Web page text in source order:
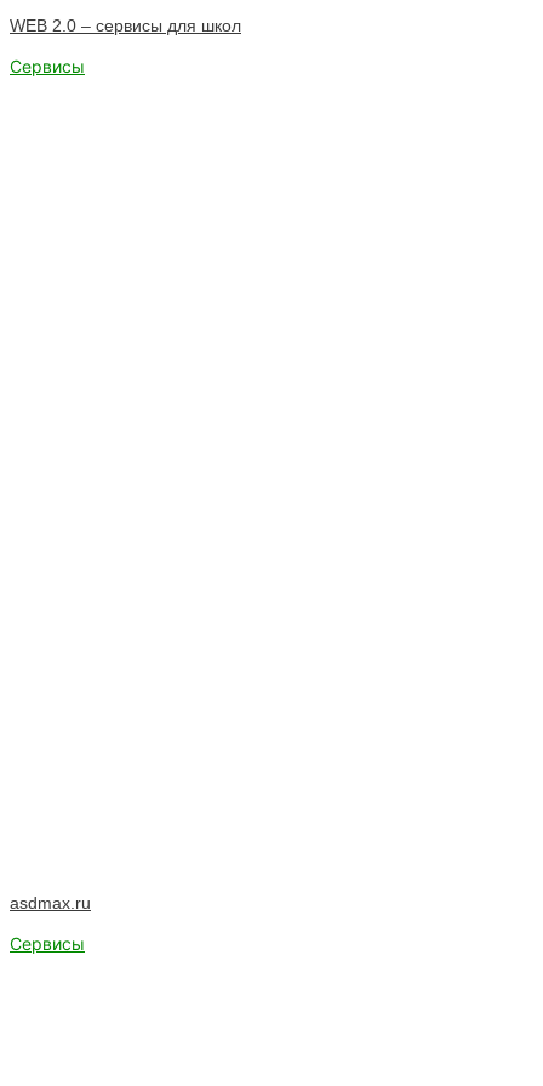
WEB 2.0 – сервисы для школ
Сервисы
asdmax.ru
Сервисы